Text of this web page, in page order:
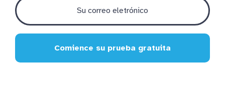
Comience su prueba gratuita